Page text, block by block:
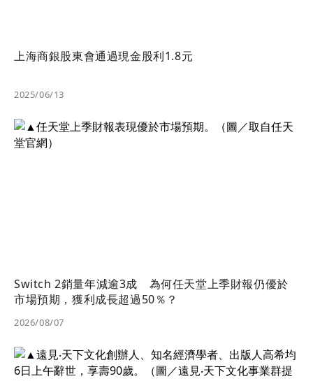
上海商銀股東會通過現金股利1.8元
2025/06/13
Switch 2銷量年減逾3成 為何任天堂上季財報仍優於
市場預期，獲利成長超過50％？
2026/08/07